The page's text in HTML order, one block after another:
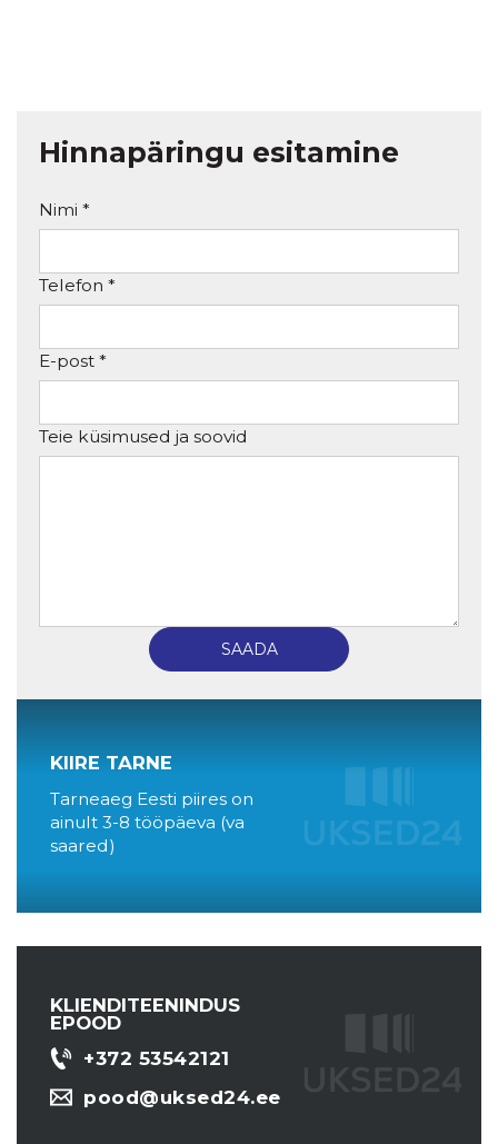
Hinnapäringu esitamine
Nimi *
Telefon *
E-post *
Teie küsimused ja soovid
KIIRE TARNE
Tarneaeg Eesti piires on
ainult 3-8 tööpäeva (va
saared)
KLIENDITEENINDUS
EPOOD
+372 53542121
pood@uksed24.ee